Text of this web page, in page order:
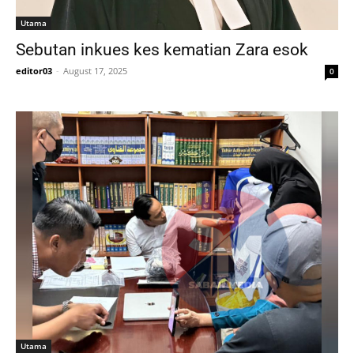
Utama
Sebutan inkues kes kematian Zara esok
editor03 - August 17, 2025 0
Utama